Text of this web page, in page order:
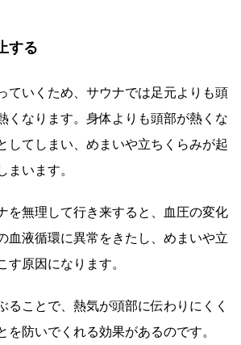
する
ていくため、サウナでは足元よりも頭
くなります。身体よりも頭部が熱くな
してしまい、めまいや立ちくらみが起
まいます。
を無理して行き来すると、血圧の変化
血液循環に異常をきたし、めまいや立
す原因になります。
ることで、熱気が頭部に伝わりにくく
を防いでくれる効果があるのです。